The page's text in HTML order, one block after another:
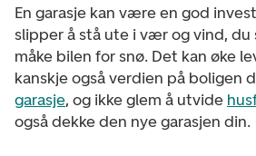
En garasje kan være en god
slipper å stå ute i vær og vind, du
måke bilen for snø. Det kan øke
kanskje også verdien på boligen
garasje, og ikke glem å utvide
også dekke den nye garasjen din.